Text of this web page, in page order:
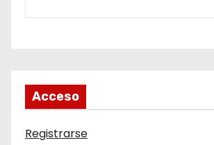
Acceso
Registrarse